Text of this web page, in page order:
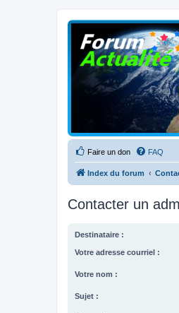
Faire un don FAQ
Index du forum
Contacter un
Destinataire :
Votre adresse courriel :
Votre nom :
Sujet :